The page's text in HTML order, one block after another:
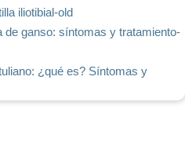
iliotibial-old
de ganso: síntomas y tratamiento-
¿qué es? Síntomas y